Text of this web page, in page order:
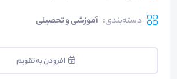
دسته‌بندی: آموزشی و تحصیلی
افزودن به تقویم